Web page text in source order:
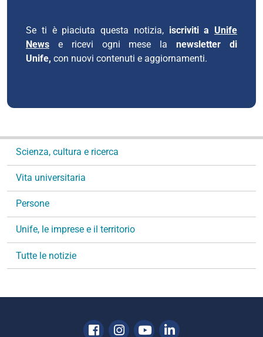
Se ti è piaciuta questa notizia, iscriviti a Unife
News e ricevi ogni mese lanewsletter di
Unife, con nuovi contenuti e aggiornamenti.
a
i
n
Scienza, cultura e ricerca
Vita universitaria
Persone
Unife, le imprese e il territorio
Tutte le notizie
Facebook
Instagram
YoutubeLinkedin